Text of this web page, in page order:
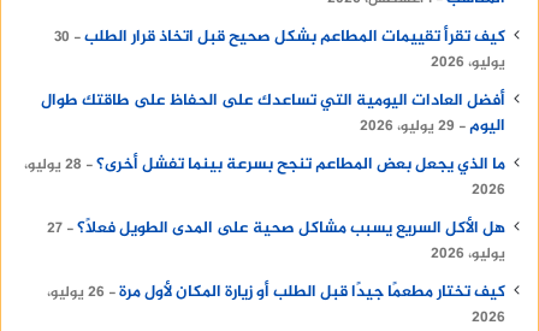
كيف تقرأ تقييمات المطاعم بشكل صحيح قبل اتخاذ قرار الطلب
30
يوليو، 2026
أفضل العادات اليومية التي تساعدك على الحفاظ على طاقتك طوال
اليوم
29 يوليو، 2026
ما الذي يجعل بعض المطاعم تنجح بسرعة بينما تفشل أخرى؟
28 يوليو،
2026
هل الأكل السريع يسبب مشاكل صحية على المدى الطويل فعلًا؟ 27
يوليو، 2026
كيف تختار مطعمًا جيدًا قبل الطلب أو زيارة المكان لأول مرة
26 يوليو،
2026